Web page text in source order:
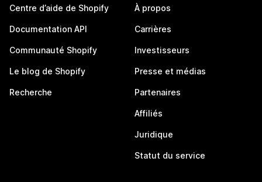
Centre d’aide de Shopify
Documentation API
Communauté Shopify
Le blog de Shopify
Recherche
À propos
Carrières
Investisseurs
Presse et médias
Partenaires
Affiliés
Juridique
Statut du service